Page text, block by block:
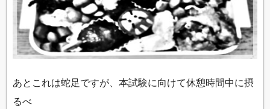
あとこれは蛇足ですが、本試験に向けて休憩時間中に摂
るべ